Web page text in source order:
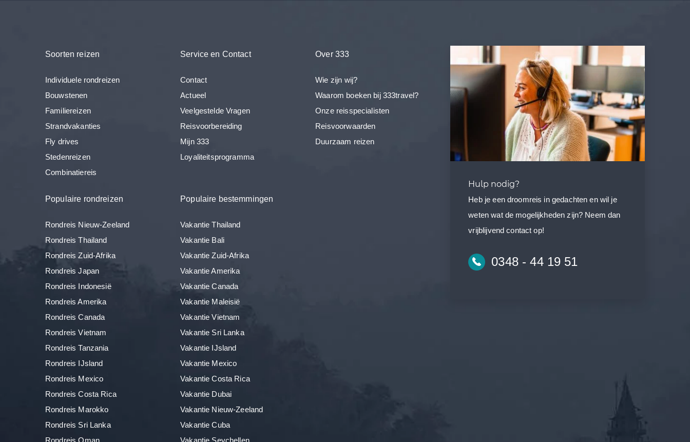
Soorten reizen
Individuele rondreizen
Bouwstenen
Familiereizen
Strandvakanties
Fly drives
Stedenreizen
Combinatiereis
Service en Contact
Contact
Actueel
Veelgestelde Vragen
Reisvoorbereiding
Mijn 333
Loyaliteitsprogramma
Over 333
Wie zijn wij?
Waarom boeken bij 333travel?
Onze reisspecialisten
Reisvoorwaarden
Duurzaam reizen
Populaire rondreizen
Rondreis Nieuw-Zeeland
Rondreis Thailand
Rondreis Zuid-Afrika
Rondreis Japan
Rondreis Indonesië
Rondreis Amerika
Rondreis Canada
Rondreis Vietnam
Rondreis Tanzania
Rondreis IJsland
Rondreis Mexico
Rondreis Costa Rica
Rondreis Marokko
Rondreis Sri Lanka
Rondreis Oman
Populaire bestemmingen
Vakantie Thailand
Vakantie Bali
Vakantie Zuid-Afrika
Vakantie Amerika
Vakantie Canada
Vakantie Maleisië
Vakantie Vietnam
Vakantie Sri Lanka
Vakantie IJsland
Vakantie Mexico
Vakantie Costa Rica
Vakantie Dubai
Vakantie Nieuw-Zeeland
Vakantie Cuba
Vakantie Seychellen
Hulp nodig?
Heb je een droomreis in gedachten en wil je
weten wat de mogelijkheden zijn? Neem dan
vrijblijvend contact op!
0348 - 44 19 51